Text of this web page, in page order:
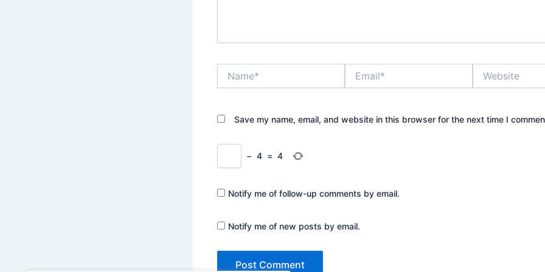
Save my name, email, and website in this browser for the next time I
− 4 = 4
Notify me of follow-up comments by email.
Notify me of new posts by email.